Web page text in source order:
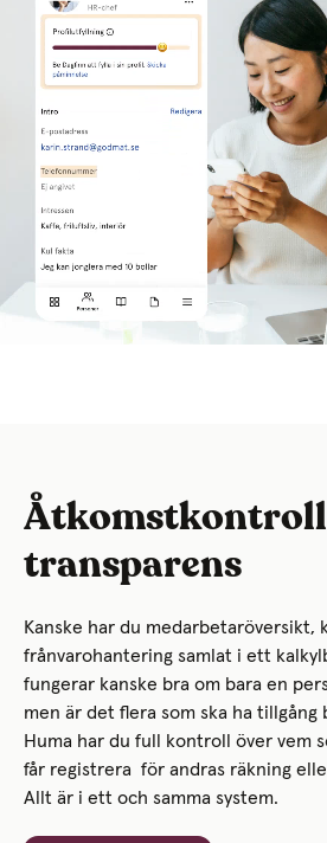
Åtkomstkontroll
transparens
Kanske har du medarbetaröversikt,
frånvarohantering samlat i ett
fungerar kanske bra om bara en
men är det flera som ska ha tillgång
Huma har du full kontroll över vem
får registrera för andras räkning
Allt är i ett och samma system.